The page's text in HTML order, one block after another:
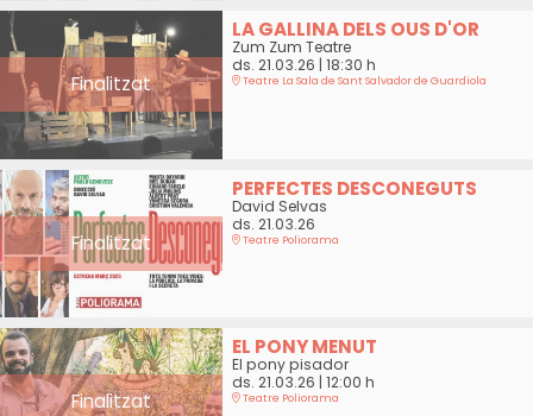
Finalitzat
LA GALLINA DELS OUS D'OR
Zum Zum Teatre
ds. 21.03.26 | 18:30 h
Teatre La Sala de Sant Salvador de Guardiola
Finalitzat
PERFECTES DESCONEGUTS
David Selvas
ds. 21.03.26
Teatre Poliorama
Finalitzat
EL PONY MENUT
El pony pisador
ds. 21.03.26 | 12:00 h
Teatre Poliorama